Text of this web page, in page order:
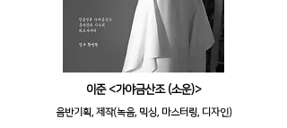
이준 <가야금산조 (소운)>
음반기획, 제작(녹음, 믹싱, 마스터링, 디자인)